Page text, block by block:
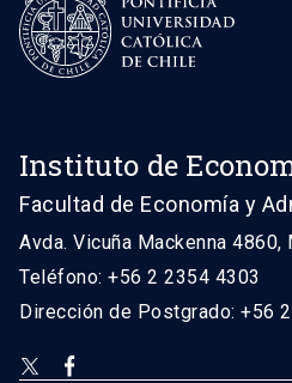
Instituto de
Facultad de Economía y
Avda. Vicuña Mackenna 4860,
Teléfono: +56 2 2354 4303
Dirección de Postgrado: +56